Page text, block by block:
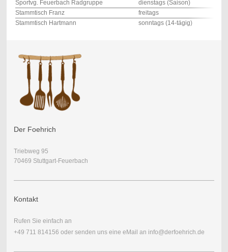
Sportvg. Feuerbach Radgruppe
dienstags (Saison)
Stammtisch Franz
freitags
Stammtisch Hartmann
sonntags (14-tägig)
Der Foehrich
Triebweg 95
70469 Stuttgart-Feuerbach
Kontakt
Rufen Sie einfach an
+49 711 814156 oder senden uns eine eMail an info@derfoehrich.de